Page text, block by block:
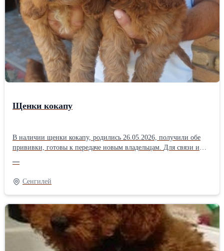
животным. Они не лают. Подходят для содержания в качестве
домашнего питомца, для выставок, спорта или разведения.
Наши щенки предназначены только для тех, кто хочет для себя
самого лучшего. Возможна доставка по всей Европе.
Контактный телефон +38163626334, Вайбер, Вотсап
+38163626334 Гордана Ачимович Крушевац, Сербия Бордер-
колли - Щенки бордер-колли +38163626334
Щенки кокапу
В наличии щенки кокапу, родились 26.05.2026, получили обе
прививки, готовы к передаче новым владельцам. Для связи и
телефону: Телефон: +381605531919 Деян Мы находимся в
Савино Село, Врбас, Сербия
—
Сенгилей